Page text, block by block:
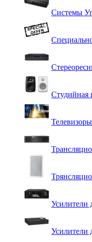
Системы
Студийная
Телевизоры
Усилители
Усилители